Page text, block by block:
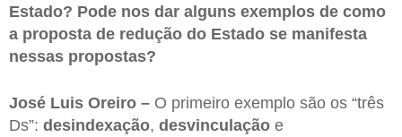
Estado? Pode nos dar alguns exemplos de como
a proposta de redução do Estado se manifesta
nessas propostas?
José Luis Oreiro – O primeiro exemplo são os “três
Ds”: desindexação, desvinculação e